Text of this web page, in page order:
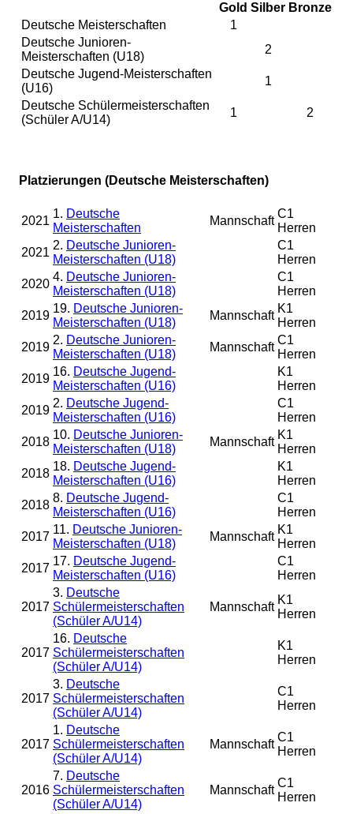
Gold Silber Bronze
Deutsche Meisterschaften
1
Deutsche Junioren-
Meisterschaften (U18)
2
Deutsche Jugend-Meisterschaften
(U16)
1
Deutsche Schülermeisterschaften
(Schüler A/U14)
1 2
Platzierungen (Deutsche Meisterschaften)
2021
1. Deutsche
Meisterschaften
Mannschaft
C1
Herren
2021
2. Deutsche Junioren-
Meisterschaften (U18)
C1
Herren
2020
4. Deutsche Junioren-
Meisterschaften (U18)
C1
Herren
2019
19. Deutsche Junioren-
Meisterschaften (U18)
Mannschaft
K1
Herren
2019
2. Deutsche Junioren-
Meisterschaften (U18)
Mannschaft
C1
Herren
2019
16. Deutsche Jugend-
Meisterschaften (U16)
K1
Herren
2019
2. Deutsche Jugend-
Meisterschaften (U16)
C1
Herren
2018
10. Deutsche Junioren-
Meisterschaften (U18)
Mannschaft
K1
Herren
2018
18. Deutsche Jugend-
Meisterschaften (U16)
K1
Herren
2018
8. Deutsche Jugend-
Meisterschaften (U16)
C1
Herren
2017
11. Deutsche Junioren-
Meisterschaften (U18)
Mannschaft
K1
Herren
2017
17. Deutsche Jugend-
Meisterschaften (U16)
C1
Herren
2017
3. Deutsche
Schülermeisterschaften
(Schüler A/U14)
Mannschaft
K1
Herren
2017
16. Deutsche
Schülermeisterschaften
(Schüler A/U14)
K1
Herren
2017
3. Deutsche
Schülermeisterschaften
(Schüler A/U14)
C1
Herren
2017
1. Deutsche
Schülermeisterschaften
(Schüler A/U14)
Mannschaft
C1
Herren
2016
7. Deutsche
Schülermeisterschaften
(Schüler A/U14)
Mannschaft
C1
Herren